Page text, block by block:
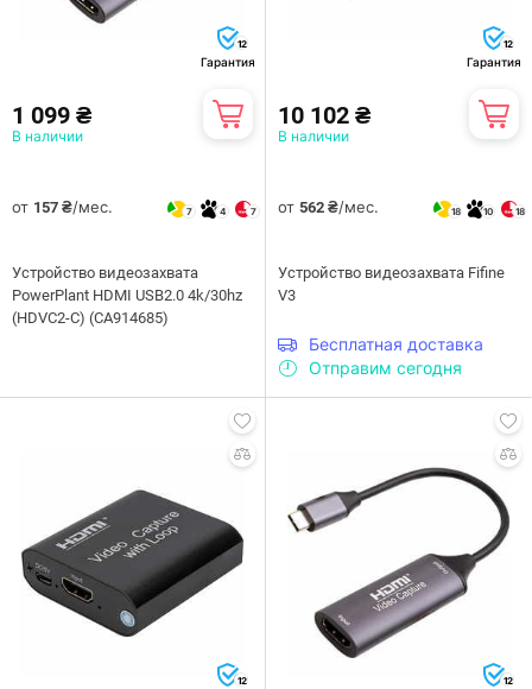
12
Гарантия
1 099 ₴
В наличии
от 157 ₴/мес. 7 4 7
Устройство видеозахвата
PowerPlant HDMI USB2.0 4k/30hz
(HDVC2-C) (CA914685)
12
Гарантия
10 102 ₴
В наличии
от 562 ₴/мес. 18 10 18
Устройство видеозахвата Fifine
V3
Бесплатная доставка
Отправим сегодня
12 12